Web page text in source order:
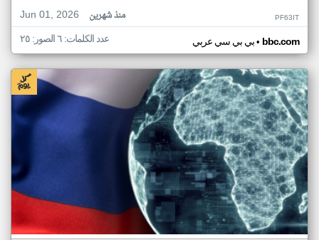
Jun 01, 2026
منذ شهرين PF63IT
بي بي سي عربي• bbc.com عدد الكلمات: ٦ الصور: ٢٥